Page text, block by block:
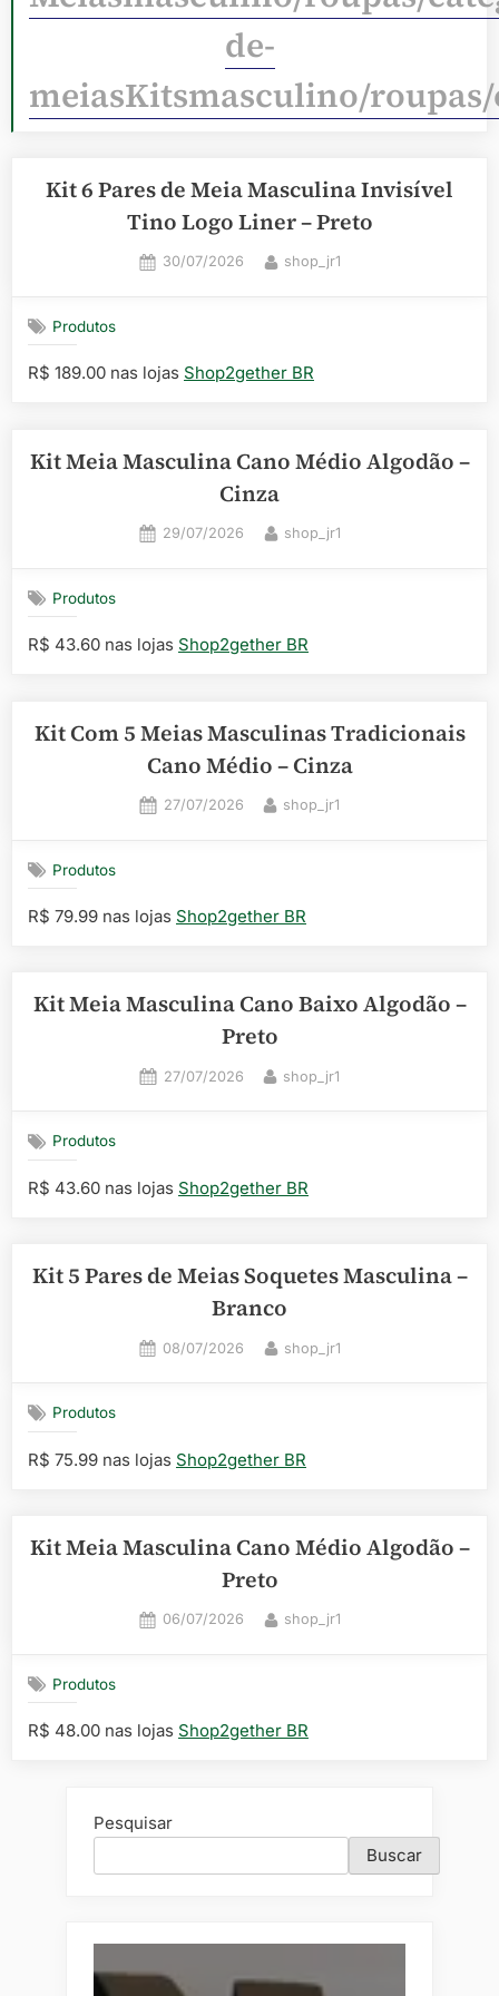
de-
meiasKitsmasculino/
Kit 6 Pares de Meia Masculina Invisível
Tino Logo Liner – Preto
Posted
30/07/2026 By
shop_jr1
Produtos
R$ 189.00 nas lojas Shop2gether BR
Kit Meia Masculina Cano Médio Algodão –
Cinza
Posted
29/07/2026 By
shop_jr1
Produtos
R$ 43.60 nas lojas Shop2gether BR
Kit Com 5 Meias Masculinas Tradicionais
Cano Médio – Cinza
Posted
27/07/2026 By
shop_jr1
Produtos
R$ 79.99 nas lojas Shop2gether BR
Kit Meia Masculina Cano Baixo Algodão –
Preto
Posted
27/07/2026 By
shop_jr1
Produtos
R$ 43.60 nas lojas Shop2gether BR
Kit 5 Pares de Meias Soquetes Masculina –
Branco
Posted
08/07/2026 By
shop_jr1
Produtos
R$ 75.99 nas lojas Shop2gether BR
Kit Meia Masculina Cano Médio Algodão –
Preto
Posted
06/07/2026 By
shop_jr1
Produtos
R$ 48.00 nas lojas Shop2gether BR
Pesquisar
Buscar